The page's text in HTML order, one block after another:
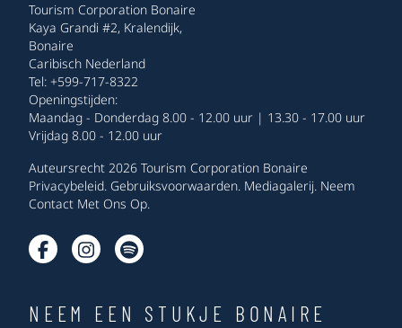
Tourism Corporation Bonaire
Kaya Grandi #2, Kralendijk,
Bonaire
Caribisch Nederland
Tel: +599-717-8322
Openingstijden:
Maandag - Donderdag 8.00 - 12.00 uur | 13.30 - 17.00 uur
Vrijdag 8.00 - 12.00 uur
Auteursrecht 2026 Tourism Corporation Bonaire
Privacybeleid. Gebruiksvoorwaarden. Mediagalerij. Neem
Contact Met Ons Op.
NEEM EEN STUKJE BONAIRE